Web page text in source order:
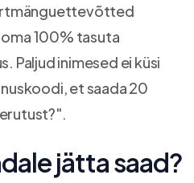
100% tasuta
Paljud inimesed ei küsi
et saada 20
jätta saad?